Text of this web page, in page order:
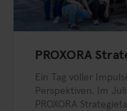
PROXORA
Ein Tag voller
Perspektiven. Im
PROXORA